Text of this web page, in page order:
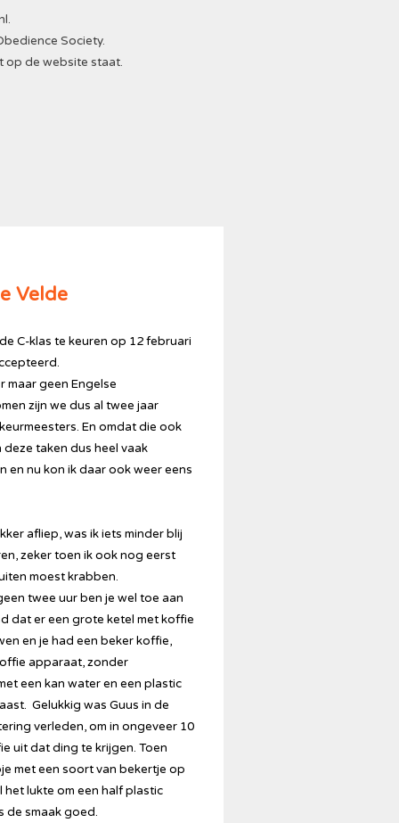
.
Society.
op de website staat.
Velde
C-klas te keuren op 12 februari
maar geen Engelse
zijn we dus al twee jaar
En omdat die ook
taken dus heel vaak
nu kon ik daar ook weer eens
afliep, was ik iets minder blij
zeker toen ik ook nog eerst
moest krabben.
twee uur ben je wel toe aan
dat er een grote ketel met koffie
en je had een beker koffie,
apparaat, zonder
een kan water en een plastic
Gelukkig was Guus in de
verleden, om in ongeveer 10
uit dat ding te krijgen. Toen
met een soort van bekertje op
lukte om een half plastic
de smaak goed.